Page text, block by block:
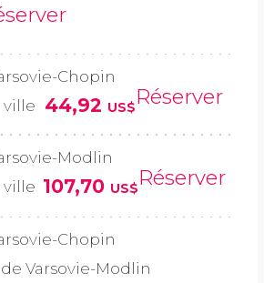
Chopin
ville 44,92 US$Réserver
Modlin
ville 107,70 US$Réserver
Chopin
Varsovie-Modlin